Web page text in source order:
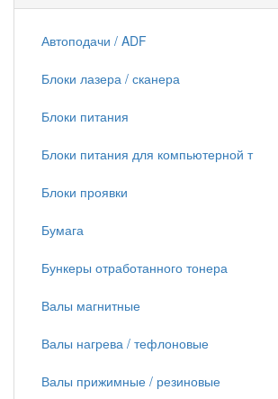
Автоподачи / ADF
Блоки лазера / сканера
Блоки питания
Блоки питания для компьютерной т
Блоки проявки
Бумага
Бункеры отработанного тонера
Валы магнитные
Валы нагрева / тефлоновые
Валы прижимные / резиновые